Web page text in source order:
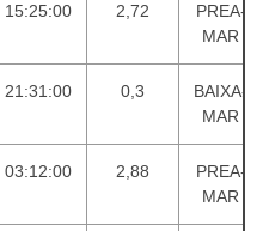
15:25:00 2,72
PREA-
MAR
21:31:00 0,3
BAIXA-
MAR
03:12:00 2,88
PREA-
MAR